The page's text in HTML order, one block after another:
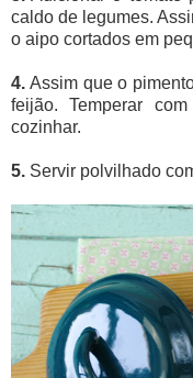
caldo de legumes.
o aipo cortados em
4. Assim que o
feijão. Temperar
cozinhar.
5. Servir polvilhado